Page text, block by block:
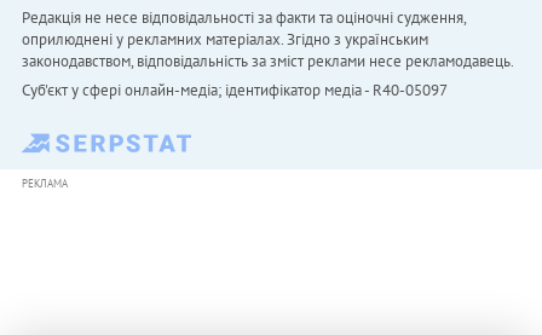
Редакція не несе відповідальності за факти та оціночні судження,
оприлюднені у рекламних матеріалах. Згідно з українським
законодавством, відповідальність за зміст реклами несе рекламодавець.
Cуб'єкт у сфері онлайн-медіа; ідентифікатор медіа - R40-05097
РЕКЛАМА